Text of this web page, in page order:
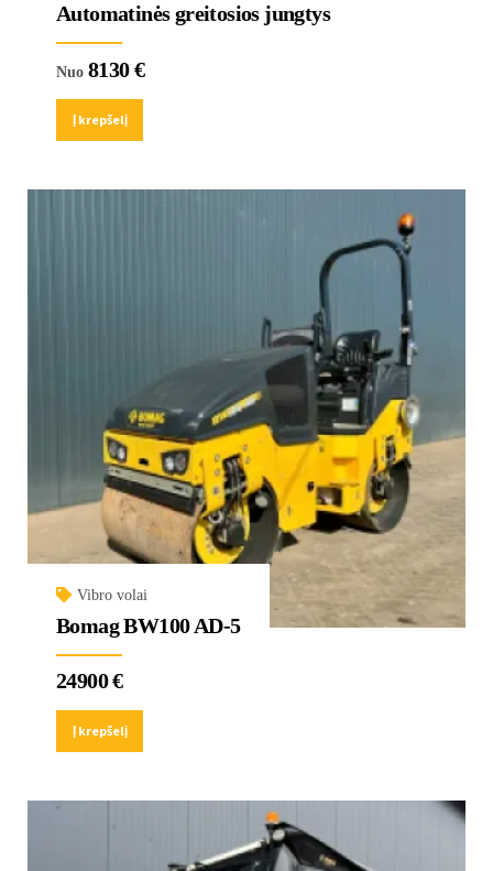
Automatinės greitosios jungtys
Nuo 8130€
Į krepšelį
Vibro volai
Bomag BW100 AD-5
24900€
Į krepšelį